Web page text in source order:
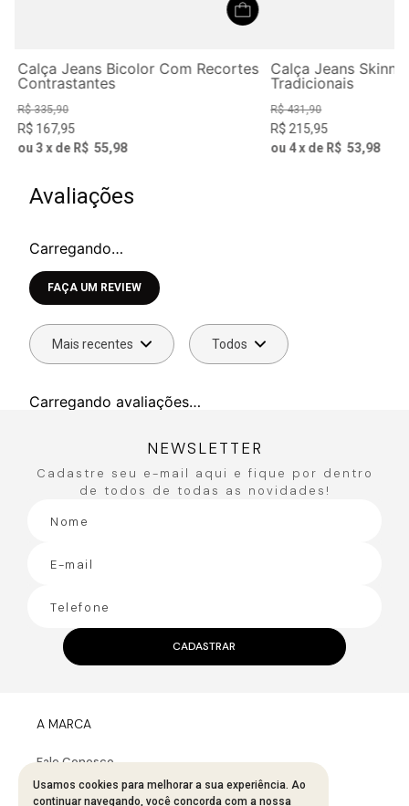
Calça Jeans Bicolor Com Recortes
Contrastantes
R$ 335,90
R$ 167,95
ou3x de R$ 55,98
Calça Jeans
Tradicionais
R$ 431,90
R$ 215,95
ou 4x de R$ 53,98
Avaliações
Carregando…
Faça login para escrever uma avaliação.
Mais recentes Todos
Carregando avaliações…
Usamos cookies para melhorar a sua experiência. Ao
continuar navegando, você concorda com a nossa
NEWSLETTER
Cadastre seu e-mail aqui e fique por dentro
de todos de todas as novidades!
CADASTRAR
A MARCA
Fale Conosco
Sobre A Bana Bana